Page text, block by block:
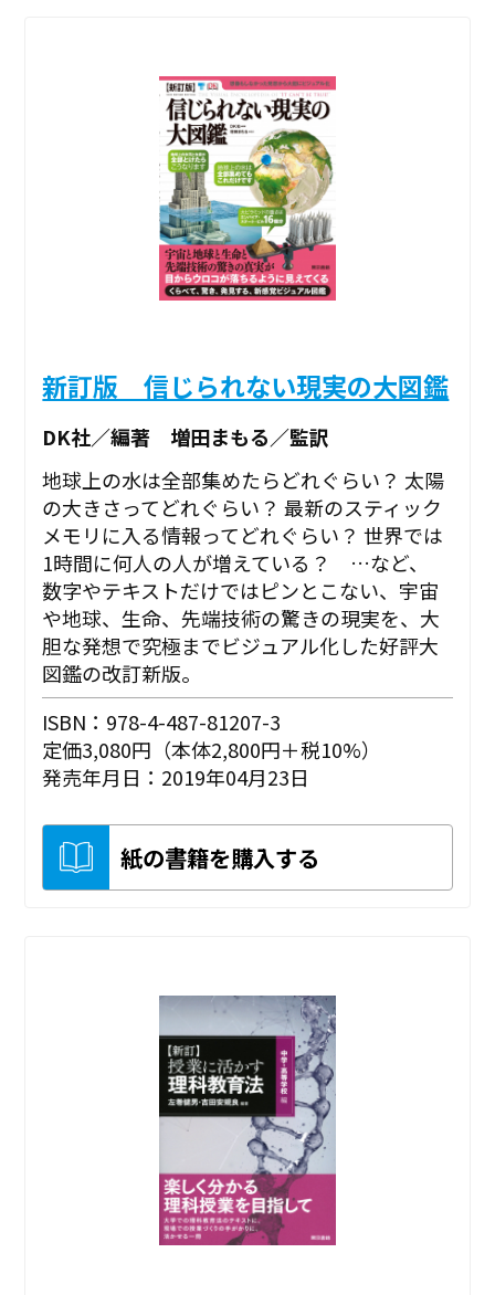
新訂版 信じられない現実の大図鑑
DK社／編著 増田まもる／監訳
地球上の水は全部集めたらどれぐらい？ 太陽
の大きさってどれぐらい？ 最新のスティック
メモリに入る情報ってどれぐらい？ 世界では
1時間に何人の人が増えている？ …など、
数字やテキストだけではピンとこない、宇宙
や地球、生命、先端技術の驚きの現実を、大
胆な発想で究極までビジュアル化した好評大
図鑑の改訂新版。
ISBN：978-4-487-81207-3
定価3,080円（本体2,800円＋税10%）
発売年月日：2019年04月23日
紙の書籍を購入する